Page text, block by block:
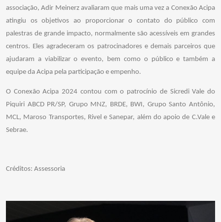
associação, Adir Meinerz avaliaram que mais uma vez a Conexão Acipa
atingiu os objetivos ao proporcionar o contato do público com
palestras de grande impacto, normalmente são acessíveis em grandes
centros. Eles agradeceram os patrocinadores e demais parceiros que
ajudaram a viabilizar o evento, bem como o público e também a
equipe da Acipa pela participação e empenho.
O Conexão Acipa 2024 contou com o patrocínio de Sicredi Vale do
Piquiri ABCD PR/SP, Grupo MNZ, BRDE, BWI, Grupo Santo Antônio,
MCL, Maroso Transportes, Rivel e Sanepar, além do apoio de C.Vale e
Sebrae.
Créditos: Assessoria